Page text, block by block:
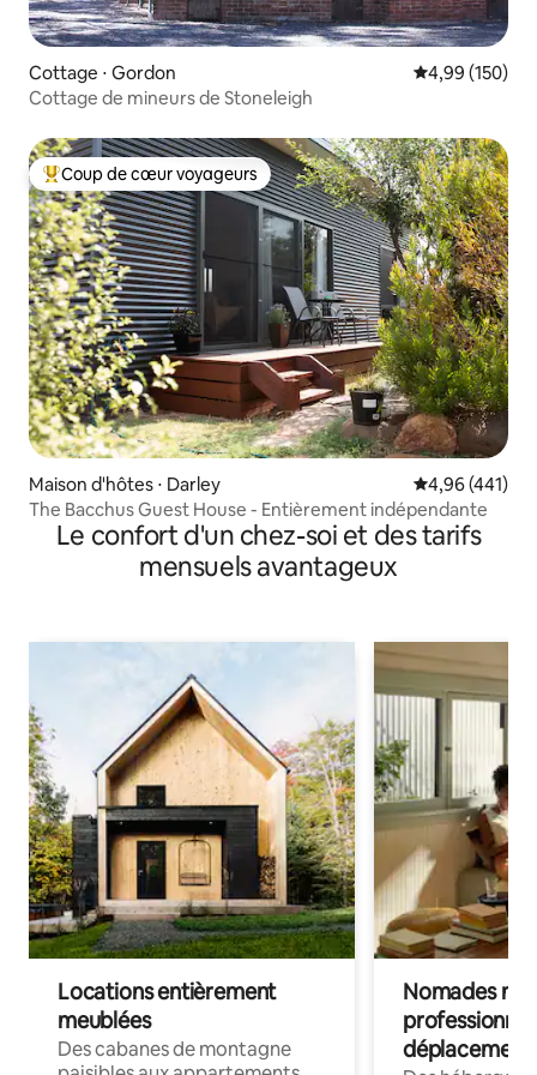
Cottage ⋅ Gordon Évaluation
4,99 (150)
Cottage de mineurs de Stoneleigh
Coups de cœur voyageurs les plus appréciés
Coup de cœur voyageurs
Maison d'hôtes ⋅ Darley Évaluation
4,96 (441)
The Bacchus Guest House - Entièrement indépendante
Le confort d'un chez-soi et des tarifs
mensuels avantageux
Locations entièrement
meublées
Des cabanes de montagne
Nomades
déplacement